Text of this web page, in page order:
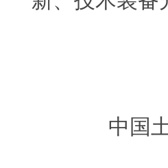
中国